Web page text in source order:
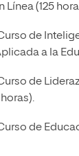
Línea (125
de
a la
de
de